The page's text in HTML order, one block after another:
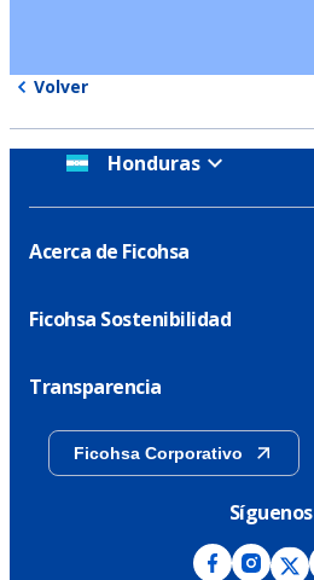
Volver
Honduras
Acerca de Ficohsa
Ficohsa Sostenibilidad
Transparencia
Ficohsa Corporativo
Síguenos